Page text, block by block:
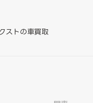
ストの車買取